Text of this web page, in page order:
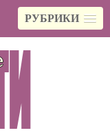
РУБРИКИ